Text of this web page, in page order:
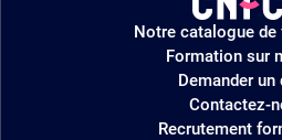
Logo
site
Notre catalogue
Formation sur
Demander un
Contactez-
Recrutement